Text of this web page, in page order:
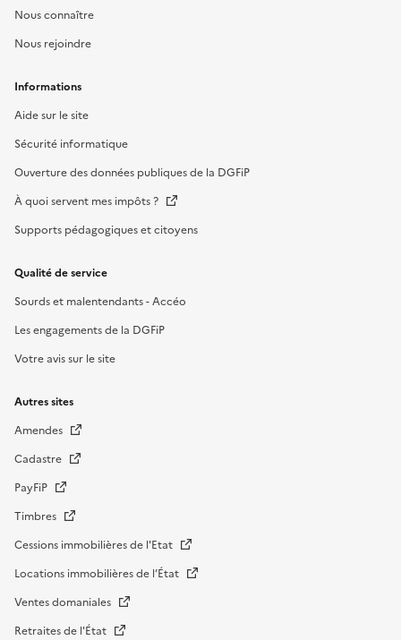
Nous connaître
Nous rejoindre
Informations
Aide sur le site
Sécurité informatique
Ouverture des données publiques de la DGFiP
À quoi servent mes impôts ?
Supports pédagogiques et citoyens
Qualité de service
Sourds et malentendants - Accéo
Les engagements de la DGFiP
Votre avis sur le site
Autres sites
Amendes
Cadastre
PayFiP
Timbres
Cessions immobilières de l'Etat
Locations immobilières de l’État
Ventes domaniales
Retraites de l'État